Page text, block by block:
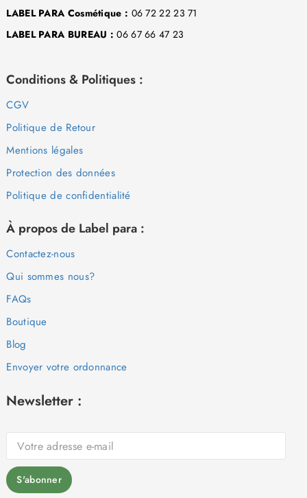
LABEL PARA Cosmétique : 06 72 22 23 71
LABEL PARA BUREAU : 06 67 66 47 23
Conditions & Politiques :
CGV
Politique de Retour
Mentions légales
Protection des données
Politique de confidentialité
À propos de Label para :
Contactez-nous
Qui sommes nous?
FAQs
Boutique
Blog
Envoyer votre ordonnance
Newsletter :